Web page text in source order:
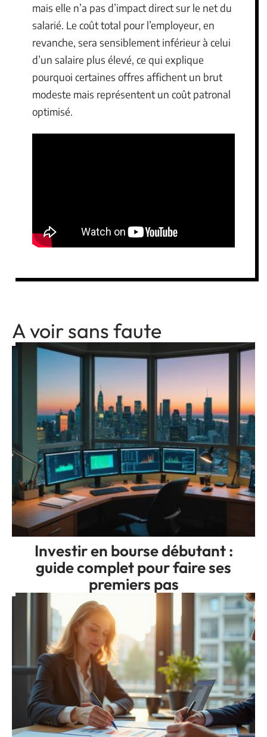
mais elle n’a pas d’impact direct sur le net du
salarié. Le coût total pour l’employeur, en
revanche, sera sensiblement inférieur à celui
d’un salaire plus élevé, ce qui explique
pourquoi certaines offres affichent un brut
modeste mais représentent un coût patronal
optimisé.
A voir sans faute
Investir en bourse débutant :
guide complet pour faire ses
premiers pas